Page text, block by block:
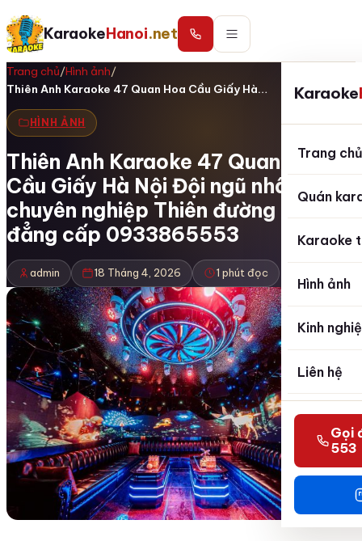
KaraokeHanoi.net
Karaoke
Trang chủ
Quán
Karaoke
Hình ảnh
Kinh
Liên hệ
Gọi
553
Trang chủ/Hình ảnh/
Thiên Anh Karaoke 47 Quan Hoa Cầu Giấy Hà…
HÌNH ẢNH
Thiên Anh Karaoke 47 Quan Hoa
Cầu Giấy Hà Nội Đội ngũ nhân viên
chuyên nghiệp Thiên đường giải trí
đẳng cấp 0933865553
admin 18 Tháng 4, 2026 1 phút đọc